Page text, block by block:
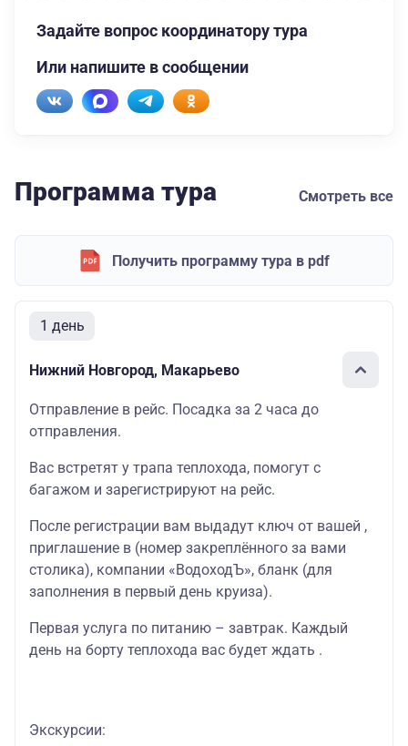
Задайте вопрос координатору тура
Или напишите в сообщении
Программа тура Смотреть все
Получить программу тура в pdf
1 день
Нижний Новгород, Макарьево
Отправление в рейс. Посадка за 2 часа до
отправления.
Вас встретят у трапа теплохода, помогут с
багажом и зарегистрируют на рейс.
После регистрации вам выдадут ключ от вашей ,
приглашение в (номер закреплённого за вами
столика), компании «ВодоходЪ», бланк (для
заполнения в первый день круиза).
Первая услуга по питанию – завтрак. Каждый
день на борту теплохода вас будет ждать .
Экскурсии: